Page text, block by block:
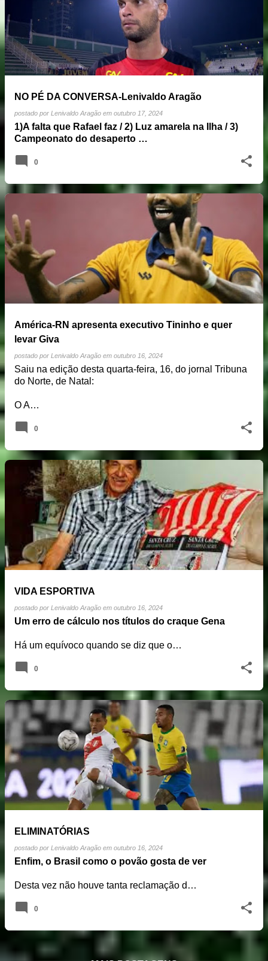
NO PÉ DA CONVERSA-Lenivaldo Aragão
postado por Lenivaldo Aragão em outubro 17, 2024
1)A falta que Rafael faz / 2) Luz amarela na Ilha / 3)
Campeonato do desaperto …
0
América-RN apresenta executivo Tininho e quer
levar Giva
postado por Lenivaldo Aragão em outubro 16, 2024
Saiu na edição desta quarta-feira, 16, do jornal Tribuna
do Norte, de Natal:
O A…
0
VIDA ESPORTIVA
postado por Lenivaldo Aragão em outubro 16, 2024
Um erro de cálculo nos títulos do craque Gena
Há um equívoco quando se diz que o…
0
ELIMINATÓRIAS
postado por Lenivaldo Aragão em outubro 16, 2024
Enfim, o Brasil como o povão gosta de ver
Desta vez não houve tanta reclamação d…
0